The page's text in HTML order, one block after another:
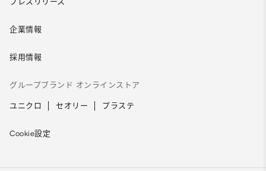
企業情報
採用情報
グループブランド オンラインストア
ユニクロ セオリー プラステ
Cookie設定